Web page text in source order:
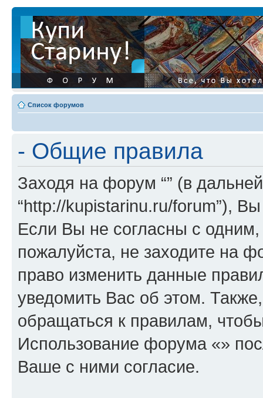
Список форумов
- Общие правила
Заходя на форум “” (в
“http://kupistarinu.ru/forum”),
Если Вы не согласны с
пожалуйста, не заходите на
право изменить данные
уведомить Вас об этом.
обращаться к правилам,
Использование форума «»
Ваше с ними согласие.